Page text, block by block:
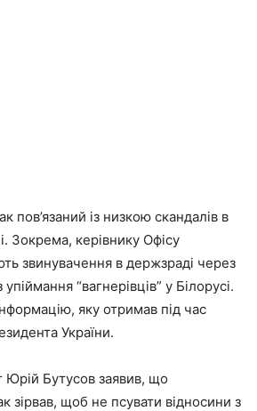
пов’язаний із низкою скандалів в
Зокрема, керівнику Офісу
звинувачення в держзраді через
“вагнерівців” у Білорусі.
яку отримав під час
України.
Юрій Бутусов заявив, що
зірвав, щоб не псувати відносини з